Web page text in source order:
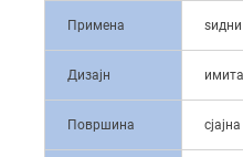
Примена
Дизајн
Површина сјајна